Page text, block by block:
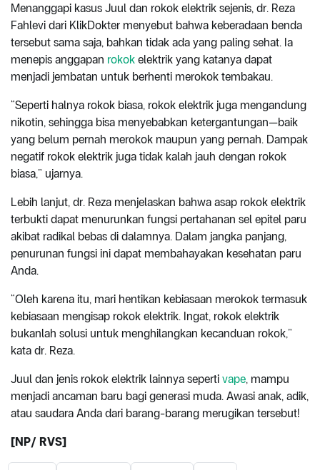
Menanggapi kasus Juul dan rokok elektrik sejenis, dr. Reza
Fahlevi dari KlikDokter menyebut bahwa keberadaan benda
tersebut sama saja, bahkan tidak ada yang paling sehat. Ia
menepis anggapan rokok elektrik yang katanya dapat
menjadi jembatan untuk berhenti merokok tembakau.
“Seperti halnya rokok biasa, rokok elektrik juga mengandung
nikotin, sehingga bisa menyebabkan ketergantungan—baik
yang belum pernah merokok maupun yang pernah. Dampak
negatif rokok elektrik juga tidak kalah jauh dengan rokok
biasa,” ujarnya.
Lebih lanjut, dr. Reza menjelaskan bahwa asap rokok elektrik
terbukti dapat menurunkan fungsi pertahanan sel epitel paru
akibat radikal bebas di dalamnya. Dalam jangka panjang,
penurunan fungsi ini dapat membahayakan kesehatan paru
Anda.
“Oleh karena itu, mari hentikan kebiasaan merokok termasuk
kebiasaan mengisap rokok elektrik. Ingat, rokok elektrik
bukanlah solusi untuk menghilangkan kecanduan rokok,”
kata dr. Reza.
Juul dan jenis rokok elektrik lainnya seperti vape, mampu
menjadi ancaman baru bagi generasi muda. Awasi anak, adik,
atau saudara Anda dari barang-barang merugikan tersebut!
[NP/ RVS]